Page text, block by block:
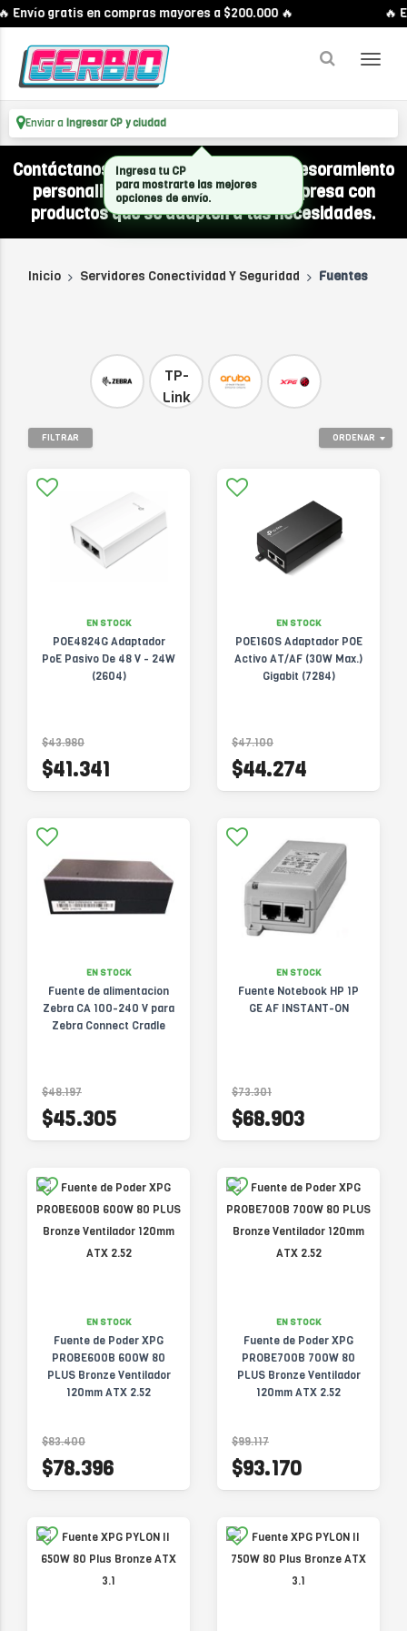
Envío gratis en compras mayores a $200.000 🔥 🔥
Enviar a Ingresar CP y ciudad
Contáctanos por WhatsApp y recibí asesoramiento
personalizado para equipar a tu empresa con
productos que se adapten a tus necesidades.
Inicio Servidores Conectividad Y Seguridad Fuentes
TP-
Link
ORDENAR
FILTRAR
EN STOCK
POE4824G Adaptador
PoE Pasivo De 48 V - 24W
(2604)
$43.980
$41.341
EN STOCK
POE160S Adaptador POE
Activo AT/AF (30W Max.)
Gigabit (7284)
$47.100
$44.274
EN STOCK
Fuente de alimentacion
Zebra CA 100-240 V para
Zebra Connect Cradle
$48.197
$45.305
EN STOCK
Fuente Notebook HP 1P
GE AF INSTANT-ON
$73.301
$68.903
EN STOCK
Fuente de Poder XPG
PROBE600B 600W 80
PLUS Bronze Ventilador
120mm ATX 2.52
$83.400
$78.396
EN STOCK
Fuente de Poder XPG
PROBE700B 700W 80
PLUS Bronze Ventilador
120mm ATX 2.52
$99.117
$93.170
Ingresa tu CP
para mostrarte las mejores
opciones de envío.